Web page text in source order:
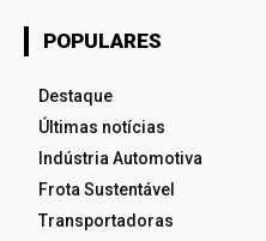
POPULARES
Destaque
Últimas notícias
Indústria Automotiva
Frota Sustentável
Transportadoras